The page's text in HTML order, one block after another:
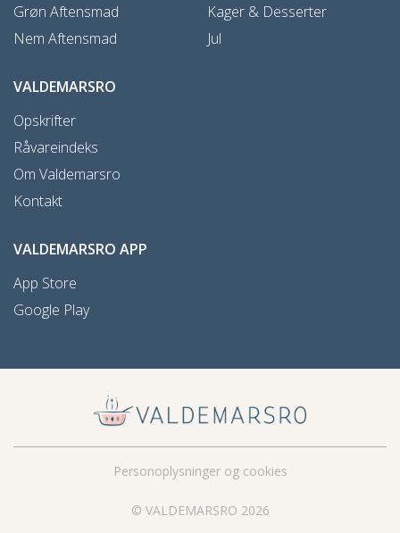
Grøn Aftensmad
Nem Aftensmad
Kager & Desserter
Jul
VALDEMARSRO
Opskrifter
Råvareindeks
Om Valdemarsro
Kontakt
VALDEMARSRO APP
App Store
Google Play
© VALDEMARSRO 2026
Personoplysninger og cookies